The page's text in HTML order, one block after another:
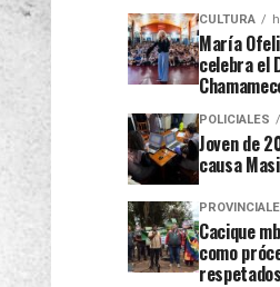
CULTURA
María
celebra el
POLICIALES
Joven de
causa
Cacique
como